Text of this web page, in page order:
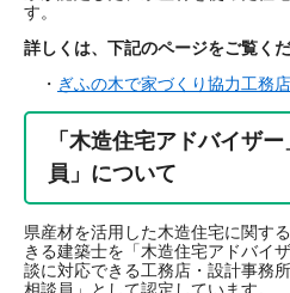
す。
詳しくは、下記のページをご覧くだ
・ ぎふの木で家づくり協力工務店
「木造住宅アドバイザ
員」について
県産材を活用した木造住宅に関す
きる建築士を「木造住宅アドバイ
談に対応できる工務店・設計事務